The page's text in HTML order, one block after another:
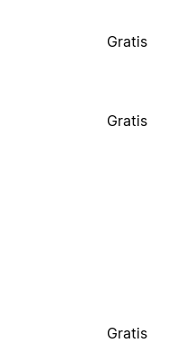
Gratis
Gratis
Gratis